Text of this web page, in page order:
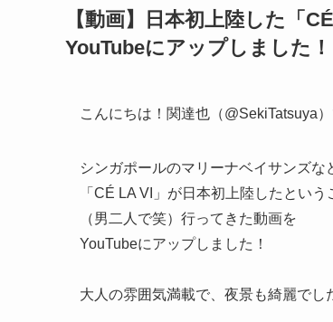
【動画】日本初上陸した「
YouTubeにアップしました！
こんにちは！関達也（@SekiTatsuya）
シンガポールのマリーナベイサンズな
「CÉ LA VI」が日本初上陸したという
（男二人で笑）行ってきた動画を
YouTubeにアップしました！
大人の雰囲気満載で、夜景も綺麗でし